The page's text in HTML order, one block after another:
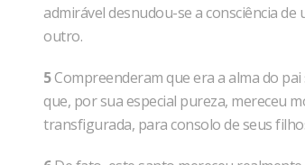
admirável desnudou-se a consciência de
outro.
5Compreenderam que era a alma do
que, por sua especial pureza, mereceu
transfigurada, para consolo de seus